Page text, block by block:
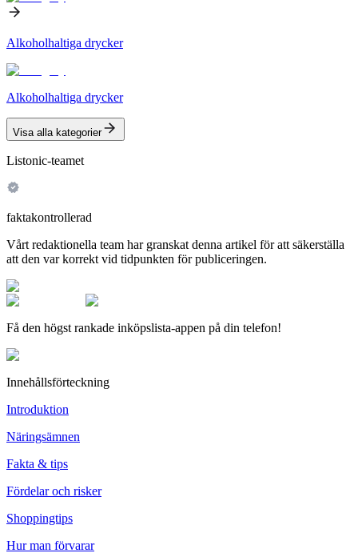
Alkoholhaltiga drycker
Alkoholhaltiga drycker
Visa alla kategorier
Listonic-teamet
faktakontrollerad
Vårt redaktionella team har granskat denna artikel för att säkerställa
att den var korrekt vid tidpunkten för publiceringen.
Få den högst rankade inköpslista-appen på din telefon!
Innehållsförteckning
Introduktion
Näringsämnen
Fakta & tips
Fördelar och risker
Shoppingtips
Hur man förvarar